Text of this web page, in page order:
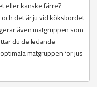
eller kanske färre?
det är ju vid köksbordet
även matgruppen som
du de ledande
matgruppen för jus